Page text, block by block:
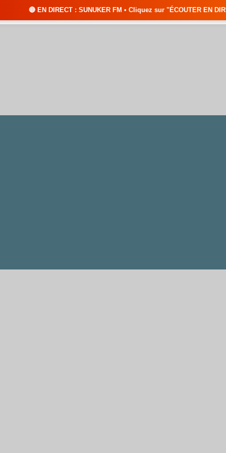
: SUNUKER FM • Cliquez sur "ÉCOUTER EN DIRECT" pour